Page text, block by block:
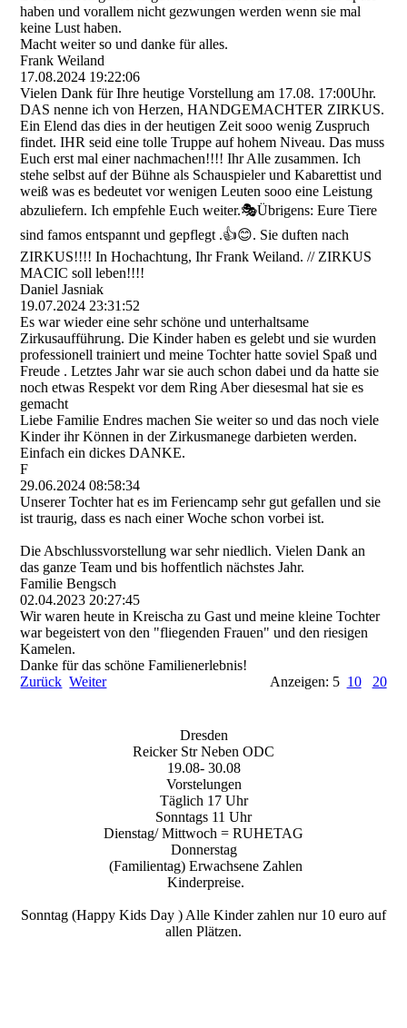
haben und vorallem nicht gezwungen werden wenn sie mal
keine Lust haben.
Macht weiter so und danke für alles.
Frank Weiland
17.08.2024 19:22:06
Vielen Dank für Ihre heutige Vorstellung am 17.08. 17:00Uhr.
DAS nenne ich von Herzen, HANDGEMACHTER ZIRKUS.
Ein Elend das dies in der heutigen Zeit sooo wenig Zuspruch
findet. IHR seid eine tolle Truppe auf hohem Niveau. Das muss
Euch erst mal einer nachmachen!!!! Ihr Alle zusammen. Ich
stehe selbst auf der Bühne als Schauspieler und Kabarettist und
weiß was es bedeutet vor wenigen Leuten sooo eine Leistung
abzuliefern. Ich empfehle Euch weiter.🎭Übrigens: Eure Tiere
sind famos entspannt und gepflegt .👍😊. Sie duften nach
ZIRKUS!!!! In Hochachtung, Ihr Frank Weiland. // ZIRKUS
MACIC soll leben!!!!
Daniel Jasniak
19.07.2024 23:31:52
Es war wieder eine sehr schöne und unterhaltsame
Zirkusaufführung. Die Kinder haben es gelebt und sie wurden
professionell trainiert und meine Tochter hatte soviel Spaß und
Freude . Letztes Jahr war sie auch schon dabei und da hatte sie
noch etwas Respekt vor dem Ring Aber diesesmal hat sie es
gemacht
Liebe Familie Endres machen Sie weiter so und das noch viele
Kinder ihr Können in der Zirkusmanege darbieten werden.
Einfach ein dickes DANKE.
F
29.06.2024 08:58:34
Unserer Tochter hat es im Feriencamp sehr gut gefallen und sie
ist traurig, dass es nach einer Woche schon vorbei ist.
Die Abschlussvorstellung war sehr niedlich. Vielen Dank an
das ganze Team und bis hoffentlich nächstes Jahr.
Familie Bengsch
02.04.2023 20:27:45
Wir waren heute in Kreischa zu Gast und meine kleine Tochter
war begeistert von den "fliegenden Frauen" und den riesigen
Kamelen.
Danke für das schöne Familienerlebnis!
Zurück Weiter Anzeigen: 5 10 20
Dresden
Reicker Str Neben ODC
19.08- 30.08
Vorstelungen
Täglich 17 Uhr
Sonntags 11 Uhr
Dienstag/ Mittwoch = RUHETAG
Donnerstag
(Familientag) Erwachsene Zahlen
Kinderpreise.
Sonntag (Happy Kids Day ) Alle Kinder zahlen nur 10 euro auf
allen Plätzen.